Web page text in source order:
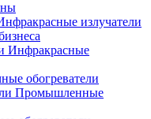
излучатели
Инфракрасные
обогреватели
Промышленные